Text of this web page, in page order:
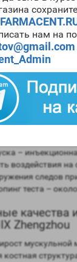
нам на
цена Nandrolone
профиль
активность –
гормоном;
активность – 30
– крайне
–
воздействия на
следов
теста –
качества
Zhengzhou
мускульной
костная